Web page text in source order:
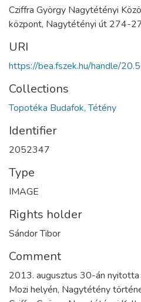
Cziffra György Nagytétényi
központ, Nagytétényi út 274-
URI
https://bea.fszek.hu/handle/
Collections
Topotéka Budafok, Tétény
Identifier
2052347
Type
IMAGE
Rights holder
Sándor Tibor
Comment
2013. augusztus 30-án
Mozi helyén, Nagytétény